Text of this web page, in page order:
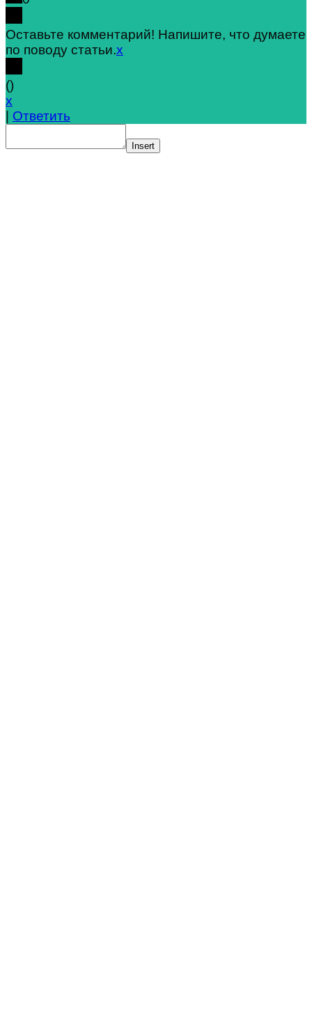
Оставьте комментарий! Напишите, что думаете
по поводу статьи.x
()
x
| Ответить
Insert